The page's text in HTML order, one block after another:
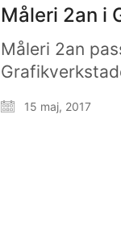
Måleri 2an i
Måleri 2an
15 maj, 2017